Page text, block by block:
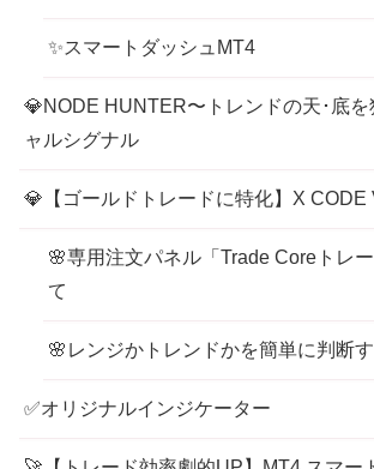
✨スマートダッシュMT4
💎NODE HUNTER〜トレンドの天･底
ャルシグナル
💎【ゴールドトレードに特化】X CODE
🌸専用注文パネル「Trade Coreトレ
て
🌸レンジかトレンドかを簡単に判断
✅オリジナルインジケーター